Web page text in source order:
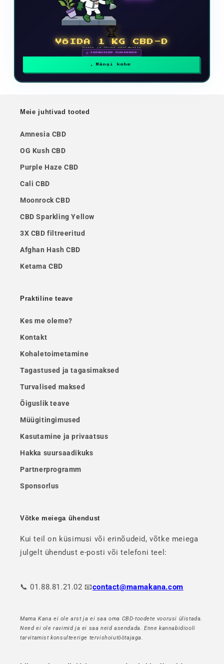
🏆
VÕIDA 1 KG CBD-D
Osale ja tõuse edetabelis
🗓 IGAKUISED AUHINNAD
Mängi kohe
Meie juhtivad tooted
Amnesia CBD
OG Kush CBD
Purple Haze CBD
Cali CBD
Moonrock CBD
CBD Sparkling Yellow
3X CBD filtreeritud
Afghan Hash CBD
Ketama CBD
Praktiline teave
Kes me oleme?
Kontakt
Kohaletoimetamine
Tagastused ja tagasimaksed
Turvalised maksed
Õiguslik teave
Müügitingimused
Kasutamine ja privaatsus
Hakka suursaadikuks
Partnerprogramm
Sponsorlus
Võtke meiega ühendust
Kui teil on küsimusi või erinõudeid, võtke meiega
julgelt ühendust e-posti või telefoni teel:
📞 01.88.81.21.02 📧contact@mamakana.com
Mama Kana ei ole arst ja ei saa oma CBD-toodete voorusi ülistada.
Need ei ole ravimid ja ei saa neid asendada. Enne kannabidiooli
tarvitamist konsulteerige tervishoiutöötajaga.